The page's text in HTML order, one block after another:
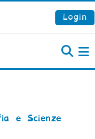
Login
e Scienze